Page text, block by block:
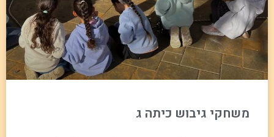
משחקי גיבוש כיתה ג